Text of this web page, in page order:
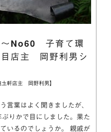
～No60 子育て環
店主 岡野利男シ
軒店主 岡野利男】
言葉はよく聞きましたが、
りかで目にしました。果た
いるのでしょうか。 親戚が